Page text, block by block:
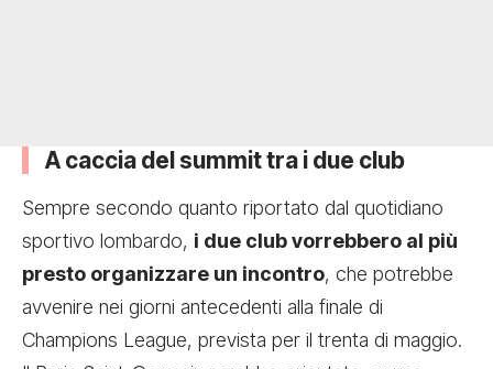
A caccia del summit tra i due club
Sempre secondo quanto riportato dal quotidiano
sportivo lombardo, i due club vorrebbero al più
presto organizzare un incontro, che potrebbe
avvenire nei giorni antecedenti alla finale di
Champions League, prevista per il trenta di maggio.